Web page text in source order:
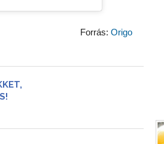
Forrás: Origo